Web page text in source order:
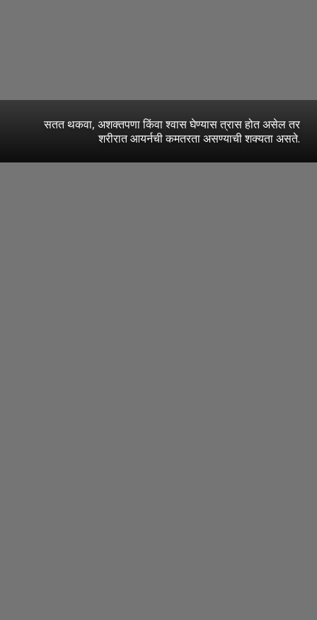
सतत थकवा, अशक्तपणा किंवा श्वास घेण्यास त्रास होत असेल तर
शरीरात आयर्नची कमतरता असण्याची शक्यता असते.